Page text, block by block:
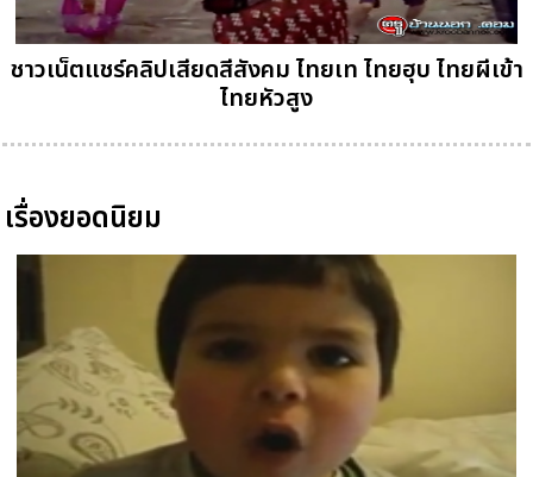
ชาวเน็ตแชร์คลิปเสียดสีสังคม ไทยเท ไทยฮุบ ไทยผีเข้า
ไทยหัวสูง
เรื่องยอดนิยม